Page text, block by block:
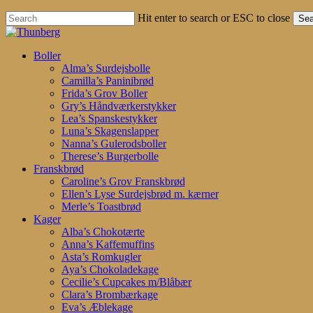
Hit enter to search or ESC to close
Close
search
account
Menu
Boller
Alma’s Surdejsbolle
Camilla’s Paninibrød
Frida’s Grov Boller
Gry’s Håndværkerstykker
Lea’s Spanskestykker
Luna’s Skagenslapper
Nanna’s Gulerodsboller
Therese’s Burgerbolle
Franskbrød
Caroline’s Grov Franskbrød
Ellen’s Lyse Surdejsbrød m. kærner
Merle’s Toastbrød
Kager
Alba’s Chokotærte
Anna’s Kaffemuffins
Asta’s Romkugler
Aya’s Chokoladekage
Cecilie’s Cupcakes m/Blåbær
Clara’s Brombærkage
Eva’s Æblekage